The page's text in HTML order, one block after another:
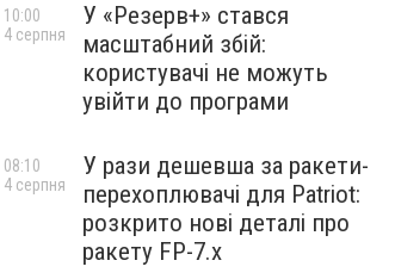
У «Резерв+» стався
масштабний збій:
користувачі не можуть
увійти до програми
10:00
4 серпня
У рази дешевша за ракети-
перехоплювачі для Patriot:
розкрито нові деталі про
ракету FP-7.x
08:10
4 серпня